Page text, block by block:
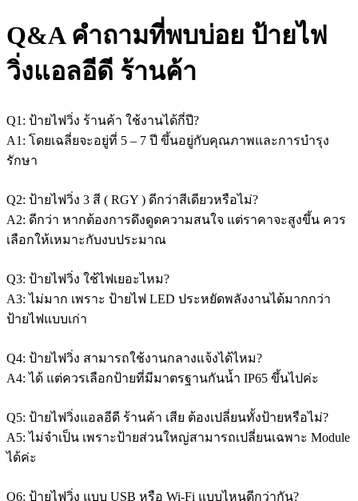
Q&A คำถามที่พบบ่อย ป้ายไฟ
วิ่งแอลอีดี ร้านค้า
Q1: ป้ายไฟวิ่ง ร้านค้า ใช้งานได้กี่ปี?
A1: โดยเฉลี่ยจะอยู่ที่ 5 – 7 ปี ขึ้นอยู่กับคุณภาพและการบำรุง
รักษา
Q2: ป้ายไฟวิ่ง 3 สี ( RGY ) ดีกว่าสีเดียวหรือไม่?
A2: ดีกว่า หากต้องการดึงดูดความสนใจ แต่ราคาจะสูงขึ้น ควร
เลือกให้เหมาะกับงบประมาณ
Q3: ป้ายไฟวิ่ง ใช้ไฟเยอะไหม?
A3: ไม่มาก เพราะ ป้ายไฟ LED ประหยัดพลังงานได้มากกว่า
ป้ายไฟแบบเก่า
Q4: ป้ายไฟวิ่ง สามารถใช้งานกลางแจ้งได้ไหม?
A4: ได้ แต่ควรเลือกป้ายที่มีมาตรฐานกันน้ำ IP65 ขึ้นไปค่ะ
Q5: ป้ายไฟวิ่งแอลอีดี ร้านค้า เสีย ต้องเปลี่ยนทั้งป้ายหรือไม่?
A5: ไม่จำเป็น เพราะป้ายส่วนใหญ่สามารถเปลี่ยนเฉพาะ Module
ได้ค่ะ
Q6: ป้ายไฟวิ่ง แบบ USB หรือ Wi-Fi แบบไหนดีกว่ากัน?